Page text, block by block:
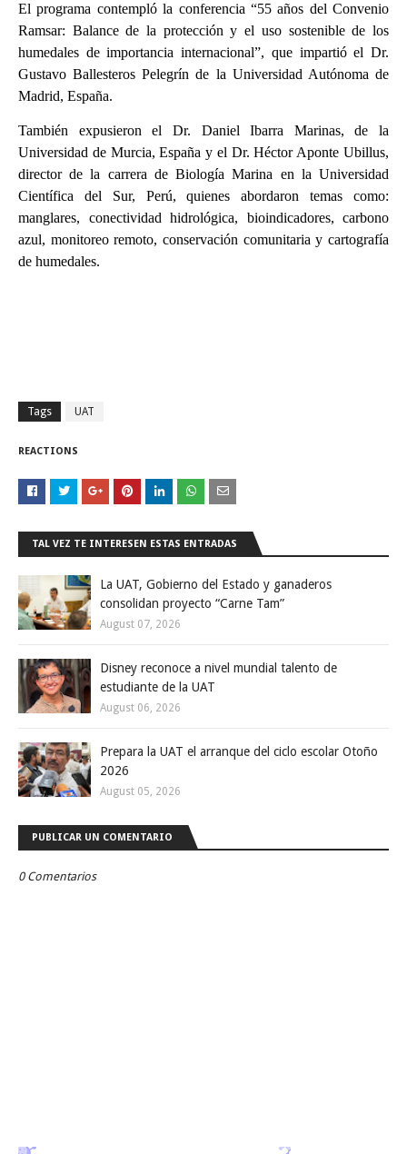
El programa contempló la conferencia “55 años del Convenio
Ramsar: Balance de la protección y el uso sostenible de los
humedales de importancia internacional”, que impartió el Dr.
Gustavo Ballesteros Pelegrín de la Universidad Autónoma de
Madrid, España.
También expusieron el Dr. Daniel Ibarra Marinas, de la
Universidad de Murcia, España y el Dr. Héctor Aponte Ubillus,
director de la carrera de Biología Marina en la Universidad
Científica del Sur, Perú, quienes abordaron temas como:
manglares, conectividad hidrológica, bioindicadores, carbono
azul, monitoreo remoto, conservación comunitaria y cartografía
de humedales.
Tags UAT
REACTIONS
TAL VEZ TE INTERESEN ESTAS ENTRADAS
La UAT, Gobierno del Estado y ganaderos
consolidan proyecto “Carne Tam”
August 07, 2026
Disney reconoce a nivel mundial talento de
estudiante de la UAT
August 06, 2026
Prepara la UAT el arranque del ciclo escolar Otoño
2026
August 05, 2026
PUBLICAR UN COMENTARIO
0 Comentarios